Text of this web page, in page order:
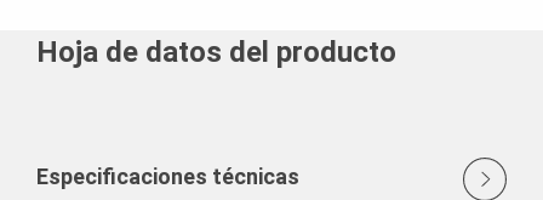
Hoja de datos del producto
Especificaciones técnicas